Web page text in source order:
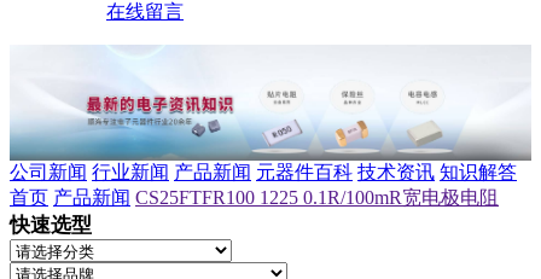
在线留言
公司新闻 行业新闻 产品新闻 元器件百科 技术资讯 知识解答
首页 产品新闻 CS25FTFR100 1225 0.1R/100mR宽电极电阻
快速选型